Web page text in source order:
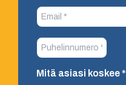
Mitä asiasi koskee*